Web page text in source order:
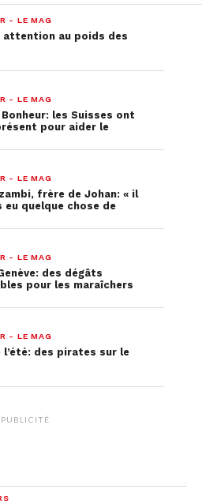
- LE MAG
attention au poids des
- LE MAG
Bonheur: les Suisses ont
pour aider le
- LE MAG
frère de Johan: « il
eu quelque chose de
- LE MAG
des dégâts
pour les maraîchers
- LE MAG
l’été: des pirates sur le
PUBLICITÉ